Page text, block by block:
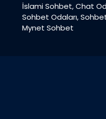
İslami Sohbet,Chat
Sohbet Odaları,
Mynet Sohbet